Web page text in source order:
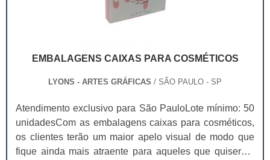
EMBALAGENS CAIXAS PARA COSMÉTICOS
LYONS - ARTES GRÁFICAS / SÃO PAULO - SP
Atendimento exclusivo para São PauloLote mínimo: 50
unidadesCom as embalagens caixas para cosméticos,
os clientes terão um maior apelo visual de modo que
fique ainda mais atraente para aqueles que quiserem